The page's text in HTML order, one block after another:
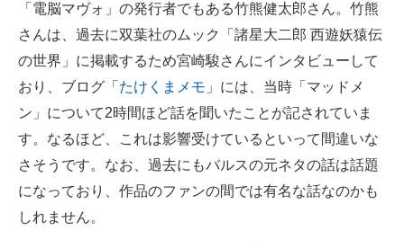
「電脳マヴォ」の発行者でもある竹熊健太郎さん。竹熊
さんは、過去に双葉社のムック「諸星大二郎 西遊妖猿伝
の世界」に掲載するため宮崎駿さんにインタビューして
おり、ブログ「 たけくまメモ 」には、当時「マッドメ
ン」について2時間ほど話を聞いたことが記されていま
す。なるほど、これは影響受けているといって間違いな
さそうです。なお、過去にもバルスの元ネタの話は話題
になっており、作品のファンの間では有名な話なのかも
しれません。